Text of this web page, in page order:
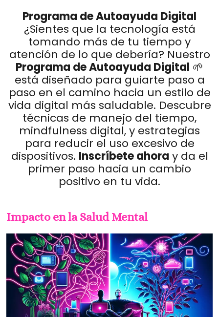
Programa de Autoayuda Digital
¿Sientes que la tecnología está
tomando más de tu tiempo y
atención de lo que debería? Nuestro
Programa de Autoayuda Digital 🌱
está diseñado para guiarte paso a
paso en el camino hacia un estilo de
vida digital más saludable. Descubre
técnicas de manejo del tiempo,
mindfulness digital, y estrategias
para reducir el uso excesivo de
dispositivos. Inscríbete ahora y da el
primer paso hacia un cambio
positivo en tu vida.
Impacto en la Salud Mental